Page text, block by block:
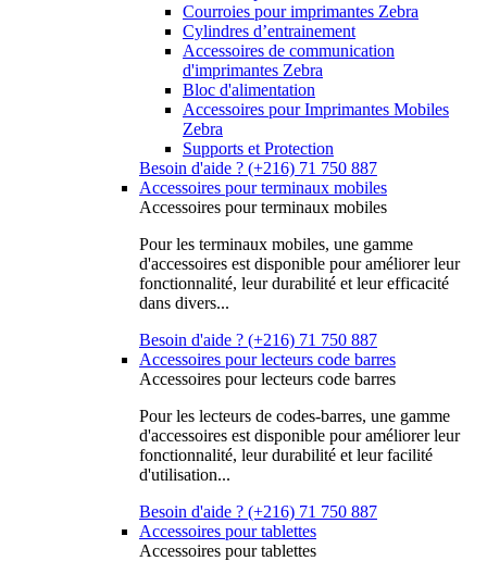
Courroies pour imprimantes Zebra
Cylindres d’entrainement
Accessoires de communication
d'imprimantes Zebra
Bloc d'alimentation
Accessoires pour Imprimantes Mobiles
Zebra
Supports et Protection
Besoin d'aide ? (+216) 71 750 887
Accessoires pour terminaux mobiles
Accessoires pour terminaux mobiles
Pour les terminaux mobiles, une gamme
d'accessoires est disponible pour améliorer leur
fonctionnalité, leur durabilité et leur efficacité
dans divers...
Besoin d'aide ? (+216) 71 750 887
Accessoires pour lecteurs code barres
Accessoires pour lecteurs code barres
Pour les lecteurs de codes-barres, une gamme
d'accessoires est disponible pour améliorer leur
fonctionnalité, leur durabilité et leur facilité
d'utilisation...
Besoin d'aide ? (+216) 71 750 887
Accessoires pour tablettes
Accessoires pour tablettes